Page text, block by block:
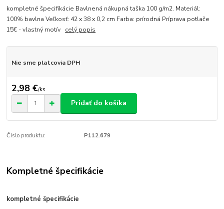
kompletné špecifikácie Bavlnená nákupná taška 100 g/m2. Materiál:
100% bavlna Veľkosť: 42 x 38 x 0,2 cm Farba: prírodná Príprava potlače
15€ - vlastný motív celý popis
Nie sme platcovia DPH
2,98 €/ks
Pridať do košíka
Číslo produktu: P112.679
Kompletné špecifikácie
kompletné špecifikácie